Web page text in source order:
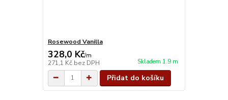
Rosewood Vanilla
328,0 Kč/m
271,1 Kč bez DPH Skladem 1.9 m
Přidat do košíku